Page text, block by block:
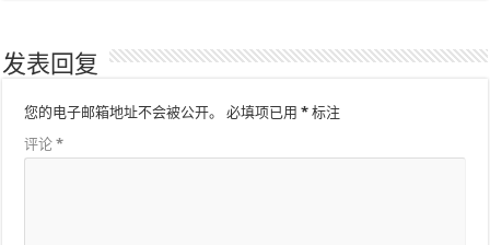
发表回复
您的电子邮箱地址不会被公开。 必填项已用* 标注
评论*